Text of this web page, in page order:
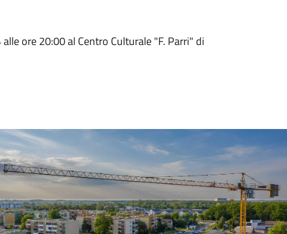
ore 20:00 al Centro Culturale "F. Parri" di